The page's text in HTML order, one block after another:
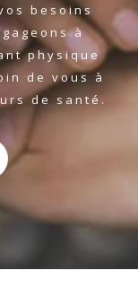
besoins
à
physique
de vous à
de santé.